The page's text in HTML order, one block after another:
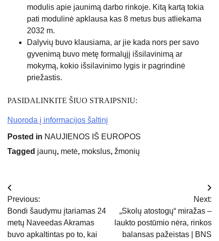
modulis apie jaunimą darbo rinkoje. Kitą kartą tokia
pati modulinė apklausa kas 8 metus bus atliekama
2032 m.
Dalyvių buvo klausiama, ar jie kada nors per savo
gyvenimą buvo metę formalųjį išsilavinimą ar
mokymą, kokio išsilavinimo lygis ir pagrindinė
priežastis.
PASIDALINKITE ŠIUO STRAIPSNIU:
Nuoroda į informacijos šaltinį
Posted in NAUJIENOS IŠ EUROPOS
Tagged jaunų, metė, mokslus, žmonių
Navigacija
tarp
įrašų
Previous:
Bondi šaudymu įtariamas 24
metų Naveedas Akramas
buvo apkaltintas po to, kai
Next:
„Skolų atostogų“ miražas –
laukto postūmio nėra, rinkos
balansas pažeistas | BNS